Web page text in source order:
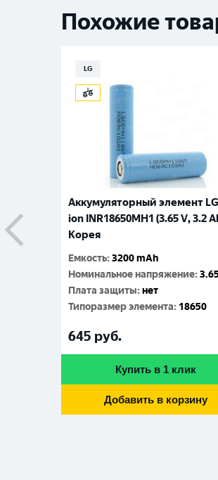
Похожие
LG
Аккумуляторный элемент
ion INR18650MH1 (3.65 V, 3.2
Корея
Емкость:3200 mAh
Номинальное напряжение:
Плата защиты:нет
Типоразмер элемента: 18650
645 руб.
Купить в 1 клик
Добавить в корзину